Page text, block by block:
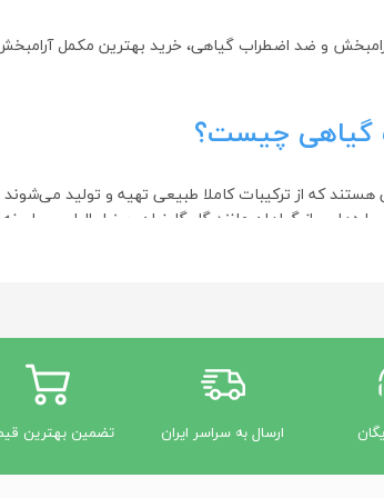
و ضد اضطراب گیاهی، خرید بهترین مکمل
گیاهی چیست؟
که از ترکیبات کاملا طبیعی تهیه و تولید
از گیاهان مانند گل گاوزبان، سنبل الطیب،
گیاهی
خواص آرامبخش.
جانبی کمتری نسبت به داروهای شیمیایی خواهند
خواب کمک می‌کنند و احساس آرامش را افزایش می‌دهند.
دمنوش موجود هستند.
گیاهی استفاده کنیم؟
ارسال به سراسر ایران تضمین بهترین